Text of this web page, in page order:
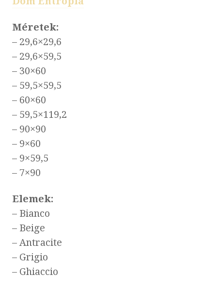
Méretek:
– 29,6×29,6
– 29,6×59,5
– 30×60
– 59,5×59,5
– 60×60
– 59,5×119,2
– 90×90
– 9×60
– 9×59,5
– 7×90
Elemek:
– Bianco
– Beige
– Antracite
– Grigio
– Ghiaccio